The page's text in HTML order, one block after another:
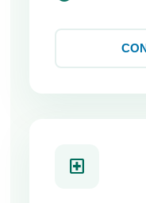
local_hospital